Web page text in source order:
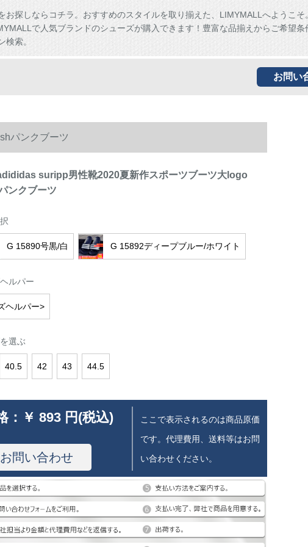
お探しならコチラ。おすすめのスタイルを取り揃えた、LIMYMALLへようこそ
で人気ブランドのシューズが購入できます！豊富な品揃えからご希望条
検索。
お問い
パンクブーツ
suripp男性靴2020夏新作スポーツブーツ大logo
ンクブーツ
G 15890号黒/白 G 15892ディープブルー/ホワイト
ルパー
ヘルパー>
選ぶ
40.5 42 43 44.5
： ￥ 893 円(税込)
お問い合わせ
ここで表示されるのは商品原価
です。代理費用、送料等はお問
い合わせください。